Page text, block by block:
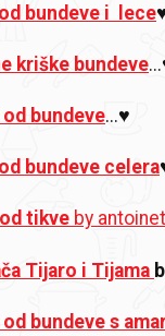
bundeve i lece
kriške bundeve
od bundeve...♥
bundeve celera
tikve by
Tijaro i Tijama
bundeve s